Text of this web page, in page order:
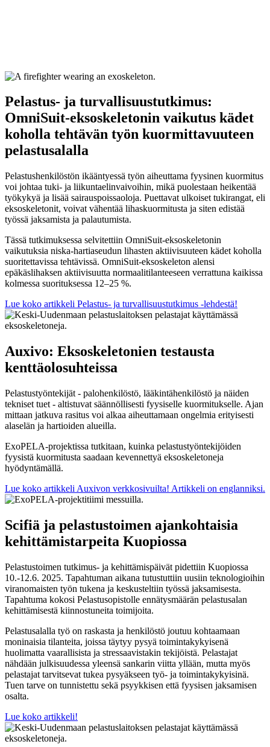
Pelastus- ja turvallisuustutkimus:
OmniSuit-eksoskeletonin vaikutus kädet
koholla tehtävän työn kuormittavuuteen
pelastusalalla
Pelastushenkilöstön ikääntyessä työn aiheuttama fyysinen kuormitus
voi johtaa tuki- ja liikuntaelinvaivoihin, mikä puolestaan heikentää
työkykyä ja lisää sairauspoissaoloja. Puettavat ulkoiset tukirangat, eli
eksoskeletonit, voivat vähentää lihaskuormitusta ja siten edistää
työssä jaksamista ja palautumista.
Tässä tutkimuksessa selvitettiin OmniSuit-eksoskeletonin
vaikutuksia niska-hartiaseudun lihasten aktiivisuuteen kädet koholla
suoritettavissa tehtävissä. OmniSuit-eksoskeleton alensi
epäkäslihaksen aktiivisuutta normaalitilanteeseen verrattuna kaikissa
kolmessa suorituksessa 12–25 %.
Lue koko artikkeli Pelastus- ja turvallisuustutkimus -lehdestä!
Auxivo: Eksoskeletonien testausta
kenttäolosuhteissa
Pelastustyöntekijät - palohenkilöstö, lääkintähenkilöstö ja näiden
tekniset tuet - altistuvat säännöllisesti fyysiselle kuormitukselle. Ajan
mittaan jatkuva rasitus voi alkaa aiheuttamaan ongelmia erityisesti
alaselän ja hartioiden alueilla.
ExoPELA-projektissa tutkitaan, kuinka pelastustyöntekijöiden
fyysistä kuormitusta saadaan kevennettyä eksoskeletoneja
hyödyntämällä.
Lue koko artikkeli Auxivon verkkosivuilta! Artikkeli on englanniksi.
Scifiä ja pelastustoimen ajankohtaisia
kehittämistarpeita Kuopiossa
Pelastustoimen tutkimus- ja kehittämispäivät pidettiin Kuopiossa
10.-12.6. 2025. Tapahtuman aikana tutustuttiin uusiin teknologioihin
viranomaisten työn tukena ja keskusteltiin työssä jaksamisesta.
Tapahtuma kokosi Pelastusopistolle ennätysmäärän pelastusalan
kehittämisestä kiinnostuneita toimijoita.
Pelastusalalla työ on raskasta ja henkilöstö joutuu kohtaamaan
moninaisia tilanteita, joissa täytyy pysyä toimintakykyisenä
huolimatta vaarallisista ja stressaavistakin tekijöistä. Pelastajat
nähdään julkisuudessa yleensä sankarin viitta yllään, mutta myös
pelastajat tarvitsevat tukea pysyäkseen työ- ja toimintakykyisinä.
Tuen tarve on tunnistettu sekä psyykkisen että fyysisen jaksamisen
osalta.
Lue koko artikkeli!